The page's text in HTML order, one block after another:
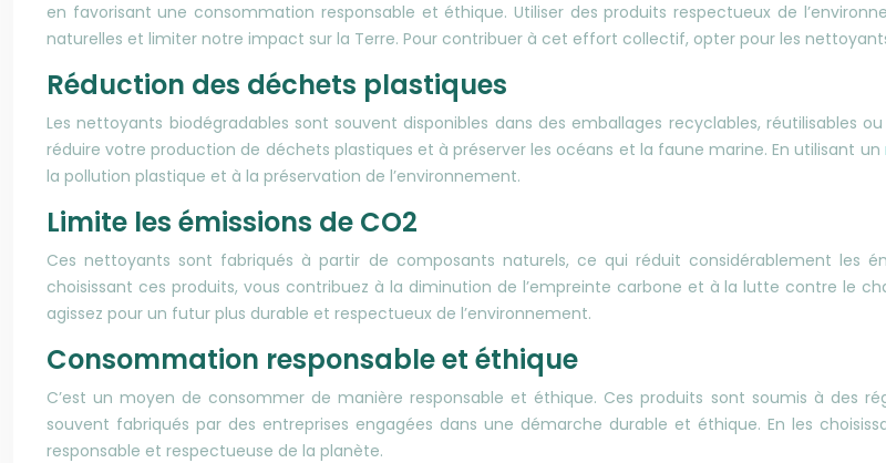
en favorisant une consommation responsable et éthique. Utiliser des produits respectueux de
naturelles et limiter notre impact sur la Terre. Pour contribuer à cet effort collectif, opter pour les
Réduction des déchets plastiques
Les nettoyants biodégradables sont souvent disponibles dans des emballages recyclables, réutilisables
réduire votre production de déchets plastiques et à préserver les océans et la faune marine. En utilisant un
la pollution plastique et à la préservation de l’environnement.
Limite les émissions de CO2
Ces nettoyants sont fabriqués à partir de composants naturels, ce qui réduit considérablement les
choisissant ces produits, vous contribuez à la diminution de l’empreinte carbone et à la lutte contre le
agissez pour un futur plus durable et respectueux de l’environnement.
Consommation responsable et éthique
C’est un moyen de consommer de manière responsable et éthique. Ces produits sont soumis à des
souvent fabriqués par des entreprises engagées dans une démarche durable et éthique. En les
responsable et respectueuse de la planète.